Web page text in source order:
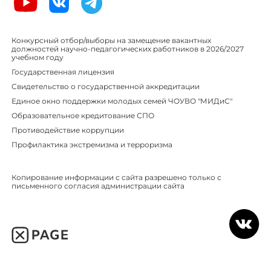
Конкурсный отбор/выборы на замещение вакантных
должностей научно-педагогических работников в 2026/2027
учебном году
Государственная лицензия
Свидетельство о государственной аккредитации
Единое окно поддержки молодых семей ЧОУВО "МИДиС"
Образовательное кредитование СПО
Противодействие коррупции
Профилактика экстремизма и терроризма
Копирование информации с сайта разрешено только с
письменного согласия администрации сайта